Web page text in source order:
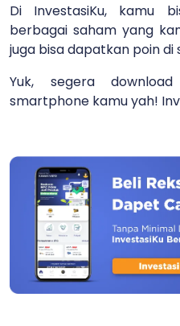
Di InvestasiKu, kamu
berbagai saham yang
juga bisa dapatkan poin
Yuk, segera
smartphone kamu yah!